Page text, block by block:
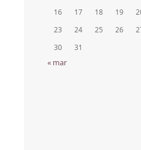
16
17 18 19
23
24 25 26
30
31
« mar